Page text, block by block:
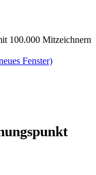
100.000 Mitzeichnern
Fenster)